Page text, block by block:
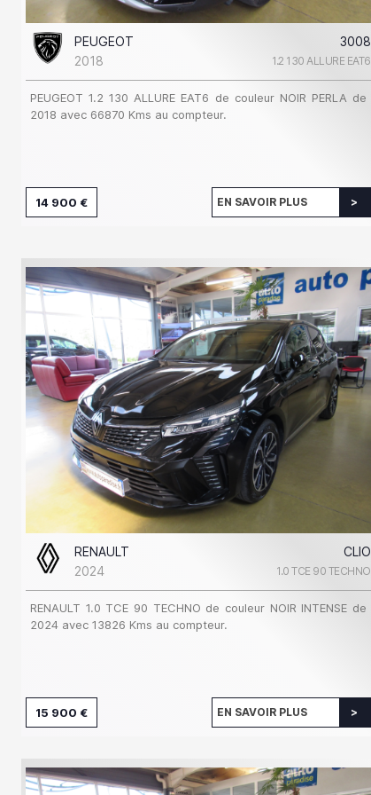
PEUGEOT
3008
2018
1.2 130 ALLURE EAT6
PEUGEOT 1.2 130 ALLURE EAT6 de couleur NOIR PERLA de
2018 avec 66870 Kms au compteur.
14 900 € EN SAVOIR PLUS
RENAULT
CLIO
2024
1.0 TCE 90 TECHNO
RENAULT 1.0 TCE 90 TECHNO de couleur NOIR INTENSE de
2024 avec 13826 Kms au compteur.
15 900 € EN SAVOIR PLUS